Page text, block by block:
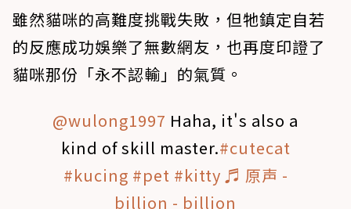
雖然貓咪的高難度挑戰失敗，但牠鎮定自若
的反應成功娛樂了無數網友，也再度印證了
貓咪那份「永不認輸」的氣質。
@wulong1997 Haha, it's also a
kind of skill master.#cutecat
#kucing #pet #kitty ♬ 原声 -
billion - billion